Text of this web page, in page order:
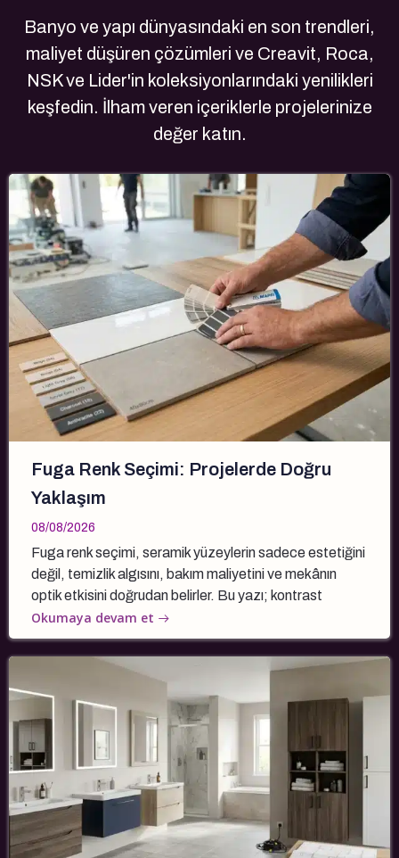
Banyo ve yapı dünyasındaki en son trendleri,
maliyet düşüren çözümleri ve Creavit, Roca,
NSK ve Lider'in koleksiyonlarındaki yenilikleri
keşfedin. İlham veren içeriklerle projelerinize
değer katın.
Fuga Renk Seçimi: Projelerde Doğru
Yaklaşım
08/08/2026
Fuga renk seçimi, seramik yüzeylerin sadece estetiğini
değil, temizlik algısını, bakım maliyetini ve mekânın
optik etkisini doğrudan belirler. Bu yazı; kontrast
Okumaya devam et